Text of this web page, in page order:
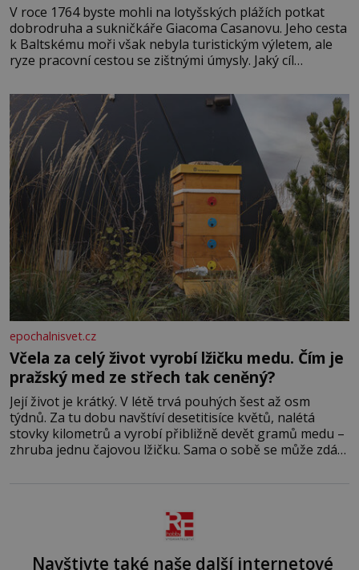
V roce 1764 byste mohli na lotyšských plážích potkat
dobrodruha a sukničkáře Giacoma Casanovu. Jeho cesta
k Baltskému moři však nebyla turistickým výletem, ale
ryze pracovní cestou se zištnými úmysly. Jaký cíl
lotyšské Rigy? Casanova v Pobaltí kontaktoval tamní
zednářské lóže. Nebyl v této oblasti žádným nováčkem,
protože do zednářské
epochalnisvet.cz
Včela za celý život vyrobí lžičku medu. Čím je
pražský med ze střech tak ceněný?
Její život je krátký. V létě trvá pouhých šest až osm
týdnů. Za tu dobu navštíví desetitisíce květů, nalétá
stovky kilometrů a vyrobí přibližně devět gramů medu –
zhruba jednu čajovou lžičku. Sama o sobě se může zdát
Navštivte také naše další internetové